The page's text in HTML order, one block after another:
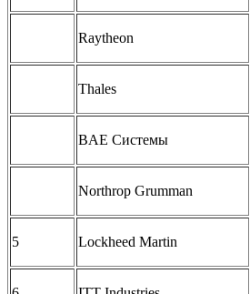
Raytheon
Thales
BAE Системы
Northrop Grumman
5 Lockheed Martin